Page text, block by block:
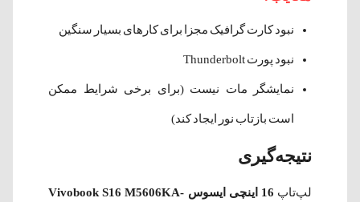
نبود کارت گرافیک مجزا برای کارهای بسیار سنگین
نبود پورت Thunderbolt
نمایشگر مات نیست (برای برخی شرایط ممکن
است بازتاب نور ایجاد کند)
نتیجه‌گیری
لپ‌تاپ 16 اینچی ایسوس Vivobook S16 M5606KA-